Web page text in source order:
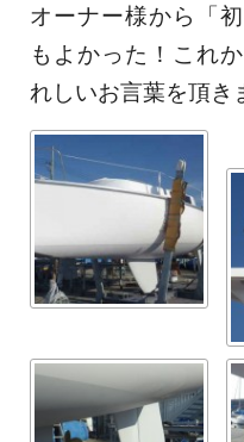
オーナー様から「
もよかった！これ
れしいお言葉を頂き